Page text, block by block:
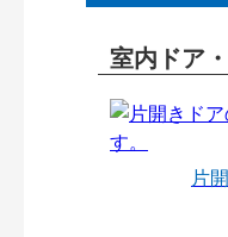
室内ドア
片